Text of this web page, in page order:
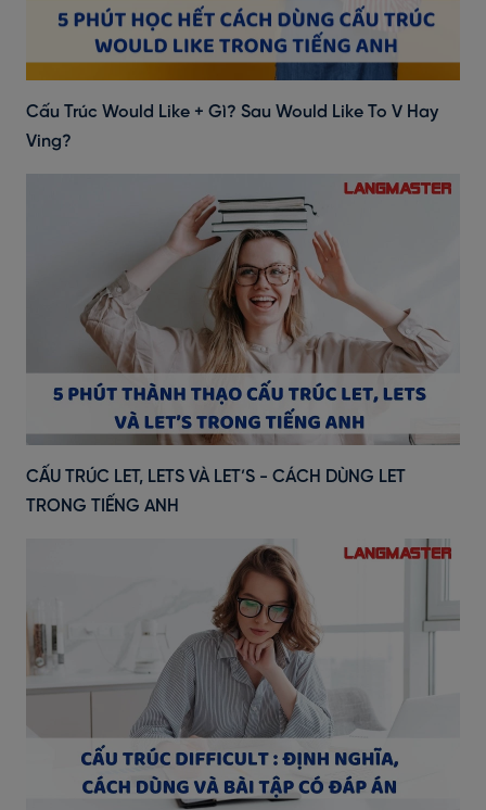
Cấu Trúc Would Like + Gì? Sau Would Like To V Hay
Ving?
CẤU TRÚC LET, LETS VÀ LET’S - CÁCH DÙNG LET
TRONG TIẾNG ANH